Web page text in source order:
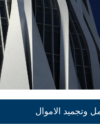
وتجميد الاموال